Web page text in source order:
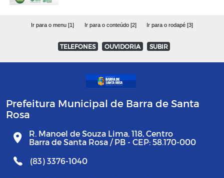
Ir para o menu [1] Ir para o conteúdo [2] Ir para o rodapé [3]
TELEFONES OUVIDORIA SUBIR
Prefeitura Municipal de Barra de Santa
Rosa
R. Manoel de Souza Lima, 118, Centro
Barra de Santa Rosa / PB - CEP: 58.170-000
(83) 3376-1040